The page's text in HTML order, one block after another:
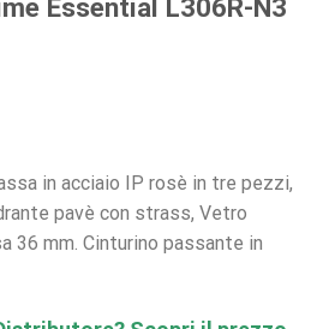
Essential L306R-N3
in acciaio IP rosè in tre pezzi,
pavè con strass, Vetro
36 mm. Cinturino passante in